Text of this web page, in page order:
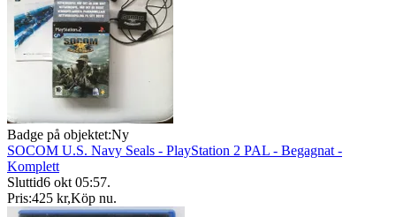
Badge på objektet:Ny
SOCOM U.S. Navy Seals - PlayStation 2 PAL - Begagnat -
Komplett
Sluttid6 okt 05:57.
Pris:425 kr,Köp nu.